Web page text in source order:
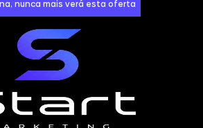
nunca mais verá esta oferta